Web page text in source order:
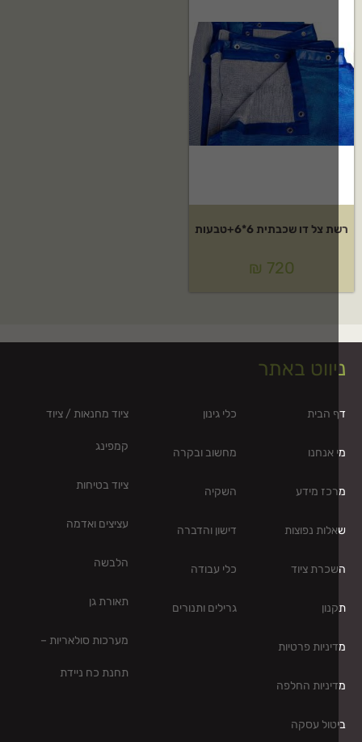
צל דו שכבתית 6*6+טבעות
₪720
באתר
הבית
אנחנו
מידע
נפוצות
ציוד
פרטיות
החלפה
עסקה
כלי גינון
מחשוב ובקרה
השקיה
דישון והדברה
כלי עבודה
גרילים ותנורים
ציוד מחנאות / ציוד
קמפינג
ציוד בטיחות
עציצים ואדמה
הלבשה
תאורת גן
מערכות סולאריות –
תחנת כח ניידת